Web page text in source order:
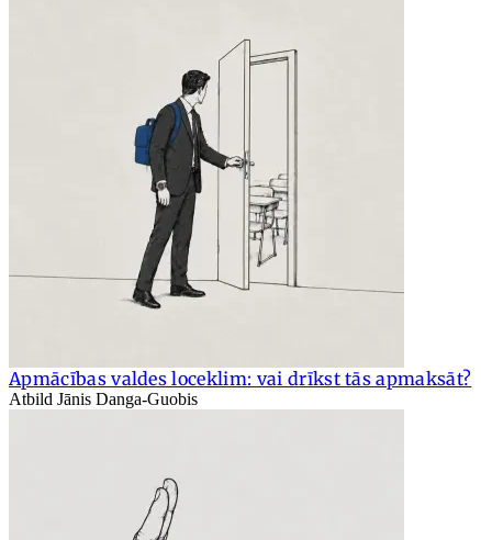
Apmācības valdes loceklim: vai drīkst tās apmaksāt?
Atbild Jānis Danga-Guobis